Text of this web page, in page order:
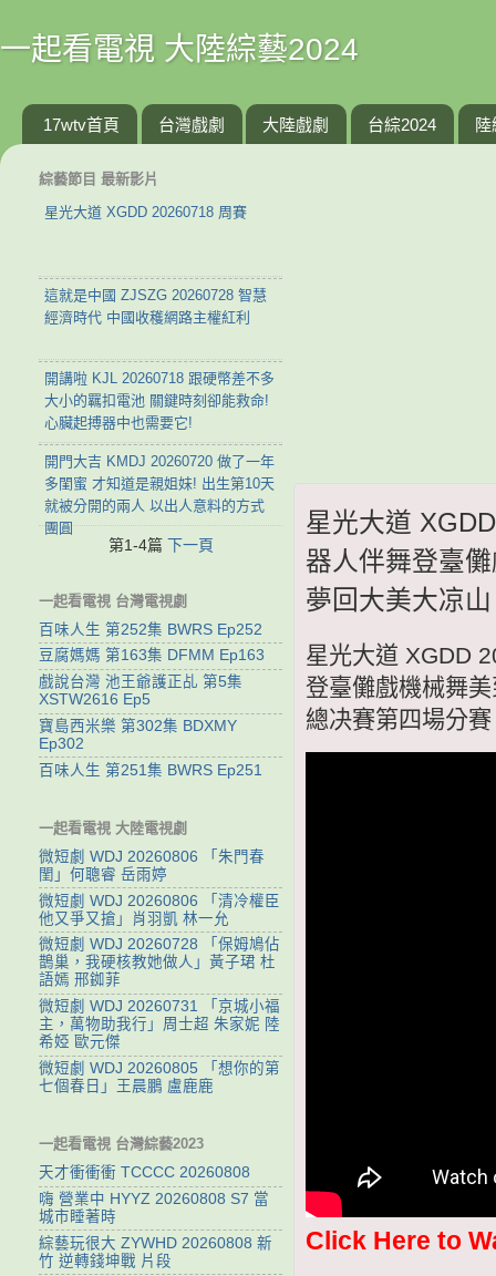
一起看電視 大陸綜藝2024
17wtv首頁 台灣戲劇 大陸戲劇 台綜2024 陸
星光大道
器人伴舞登臺
夢回大美大凉
星光大道 XGDD
登臺儺戲機械舞
總决賽第四場分賽
Click Here to
綜藝節目 最新影片
星光大道 XGDD 20260718 周賽
這就是中國 ZJSZG 20260728 智慧
經濟時代 中國收穫網路主權紅利
開講啦 KJL 20260718 跟硬幣差不多
大小的羈扣電池 關鍵時刻卻能救命!
心臟起搏器中也需要它!
開門大吉 KMDJ 20260720 做了一年
多閨蜜 才知道是親姐妹! 出生第10天
就被分開的兩人 以出人意料的方式
團圓
第1-4篇 下一頁
一起看電視 台灣電視劇
百味人生 第252集 BWRS Ep252
豆腐媽媽 第163集 DFMM Ep163
戲說台灣 池王爺護正乩 第5集
XSTW2616 Ep5
寶島西米樂 第302集 BDXMY
Ep302
百味人生 第251集 BWRS Ep251
一起看電視 大陸電視劇
微短劇 WDJ 20260806 「朱門春
閨」何聰睿 岳雨婷
微短劇 WDJ 20260806 「清冷權臣
他又爭又搶」肖羽凱 林一允
微短劇 WDJ 20260728 「保姆鳩佔
鵲巢，我硬核教她做人」黃子珺 杜
語嫣 邢銣菲
微短劇 WDJ 20260731 「京城小福
主，萬物助我行」周士超 朱家妮 陸
希婭 歐元傑
微短劇 WDJ 20260805 「想你的第
七個春日」王晨鵬 盧鹿鹿
一起看電視 台灣綜藝2023
天才衝衝衝 TCCCC 20260808
嗨 營業中 HYYZ 20260808 S7 當
城市睡著時
綜藝玩很大 ZYWHD 20260808 新
竹 逆轉錢坤戰 片段